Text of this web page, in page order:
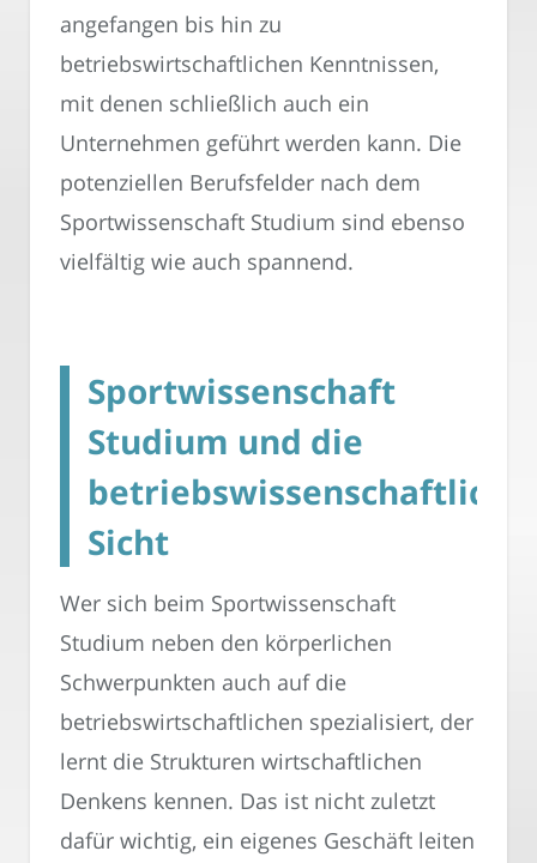
angefangen bis hin zu
betriebswirtschaftlichen Kenntnissen,
mit denen schließlich auch ein
Unternehmen geführt werden kann. Die
potenziellen Berufsfelder nach dem
Sportwissenschaft Studium sind ebenso
vielfältig wie auch spannend.
Sportwissenschaft
Studium und die
betriebswissenschaftliche
Sicht
Wer sich beim Sportwissenschaft
Studium neben den körperlichen
Schwerpunkten auch auf die
betriebswirtschaftlichen spezialisiert, der
lernt die Strukturen wirtschaftlichen
Denkens kennen. Das ist nicht zuletzt
dafür wichtig, ein eigenes Geschäft leiten